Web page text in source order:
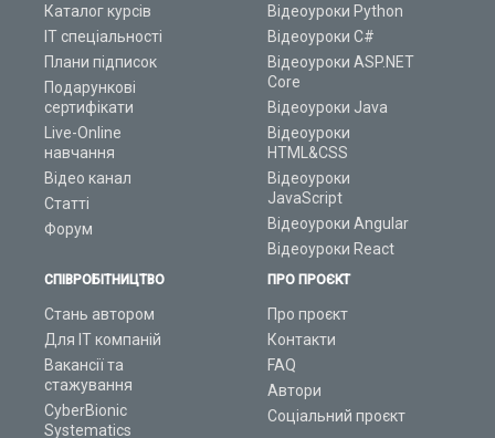
Каталог курсів
ІТ спеціальності
Плани підписок
Подарункові
сертифікати
Live-Online
навчання
Відео канал
Статті
Форум
Відеоуроки Python
Відеоуроки C#
Відеоуроки ASP.NET
Core
Відеоуроки Java
Відеоуроки
HTML&CSS
Відеоуроки
JavaScript
Відеоуроки Angular
Відеоуроки React
СПІВРОБІТНИЦТВО
Стань автором
Для ІТ компаній
Вакансії та
стажування
CyberBionic
Systematics
ПРО ПРОЄКТ
Про проєкт
Контакти
FAQ
Автори
Соціальний проєкт